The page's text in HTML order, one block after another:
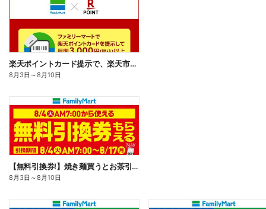
楽天ポイントカード提示で、楽天市場でのお買い物がおトクに!
8月3日 ～8月10日
【無料引換券!】焼き麺買うとお茶引換券貰える!
8月3日 ～8月10日